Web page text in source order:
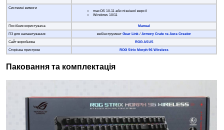
Системні вимоги
macOS 10.11 або пізнішої версії
Windows 10/11
Посібник користувача
Manual
ПЗ для налаштування
вебінструментGear Link /Armory Crate та Aura Creator
Сайт виробника
ROG ASUS
Сторінка пристрою
ROG Strix Morph 96 Wireless
Паковання та комплектація